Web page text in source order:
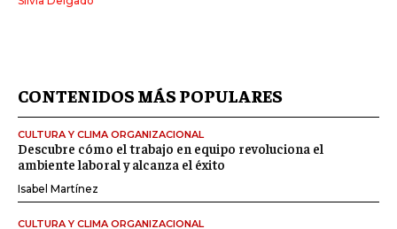
CONTENIDOS MÁS POPULARES
CULTURA Y CLIMA ORGANIZACIONAL
Descubre cómo el trabajo en equipo revoluciona el
ambiente laboral y alcanza el éxito
Isabel Martínez
CULTURA Y CLIMA ORGANIZACIONAL